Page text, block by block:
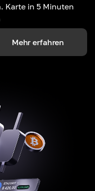
Karte in 5 Minuten
Mehr erfahren